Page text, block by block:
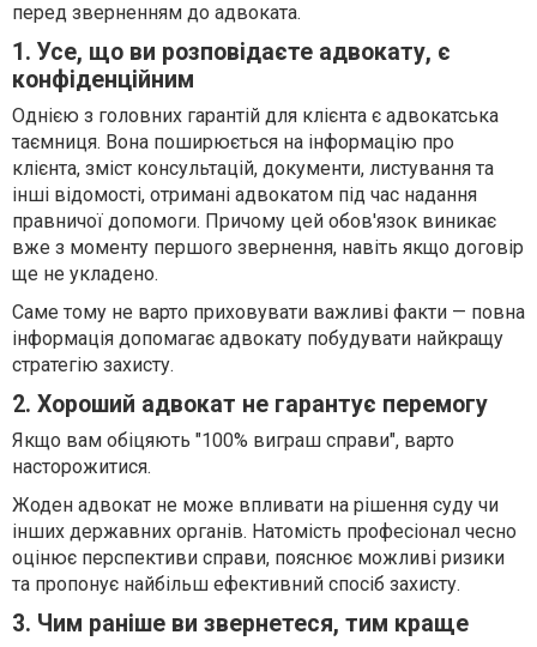
перед зверненням до адвоката.
1. Усе, що ви розповідаєте адвокату, є
конфіденційним
Однією з головних гарантій для клієнта є адвокатська
таємниця. Вона поширюється на інформацію про
клієнта, зміст консультацій, документи, листування та
інші відомості, отримані адвокатом під час надання
правничої допомоги. Причому цей обов'язок виникає
вже з моменту першого звернення, навіть якщо договір
ще не укладено.
Саме тому не варто приховувати важливі факти — повна
інформація допомагає адвокату побудувати найкращу
стратегію захисту.
2. Хороший адвокат не гарантує перемогу
Якщо вам обіцяють "100% виграш справи", варто
насторожитися.
Жоден адвокат не може впливати на рішення суду чи
інших державних органів. Натомість професіонал чесно
оцінює перспективи справи, пояснює можливі ризики
та пропонує найбільш ефективний спосіб захисту.
3. Чим раніше ви звернетеся, тим краще